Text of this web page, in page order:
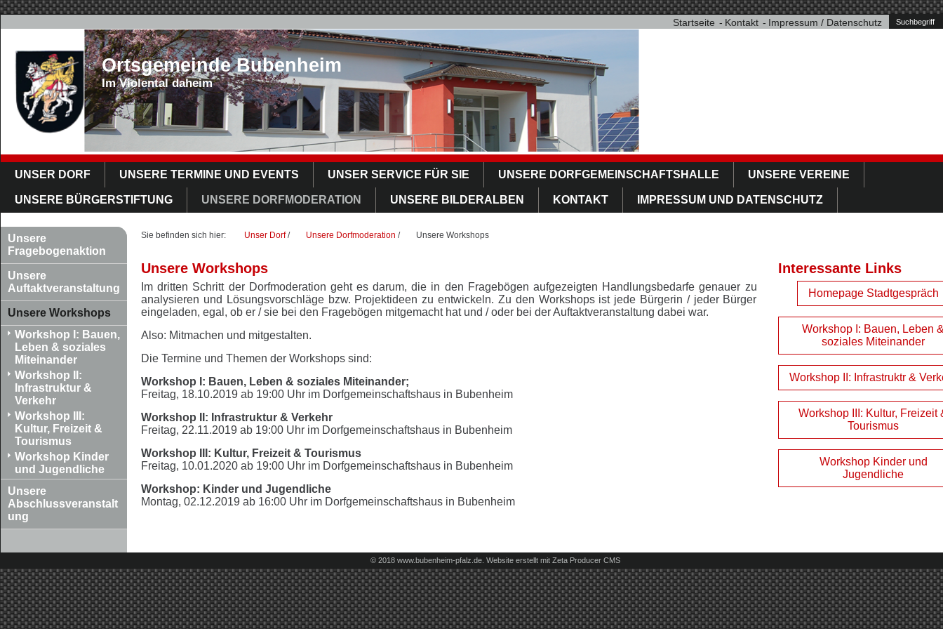
Startseite Kontakt Impressum / Datenschutz
Ortsgemeinde Bubenheim
Im Violental daheim
UNSER DORF UNSERE TERMINE UND EVENTS UNSER SERVICE FÜR SIE UNSERE DORFGEMEINSCHAFTSHALLE UNSERE VEREINE
UNSERE BÜRGERSTIFTUNG UNSERE DORFMODERATION UNSERE BILDERALBEN KONTAKT IMPRESSUM UND DATENSCHUTZ
Unsere
Fragebogenaktion
Unsere
Auftaktveranstaltung
Unsere Workshops
Workshop I: Bauen,
Leben & soziales
Miteinander
Workshop II:
Infrastruktur &
Verkehr
Workshop III:
Kultur, Freizeit &
Tourismus
Workshop Kinder
und Jugendliche
Unsere
Abschlussveranstalt
ung
Sie befinden sich hier: Unser Dorf / Unsere Dorfmoderation / Unsere Workshops
Unsere Workshops
Im dritten Schritt der Dorfmoderation geht es darum, die in den Fragebögen aufgezeigten Handlungsbedarfe genauer zu
analysieren und Lösungsvorschläge bzw. Projektideen zu entwickeln. Zu den Workshops ist jede Bürgerin / jeder Bürger
eingeladen, egal, ob er / sie bei den Fragebögen mitgemacht hat und / oder bei der Auftaktveranstaltung dabei war.
Also: Mitmachen und mitgestalten.
Die Termine und Themen der Workshops sind:
Workshop I: Bauen, Leben & soziales Miteinander;
Freitag, 18.10.2019 ab 19:00 Uhr im Dorfgemeinschaftshaus in Bubenheim
Workshop II: Infrastruktur & Verkehr
Freitag, 22.11.2019 ab 19:00 Uhr im Dorfgemeinschaftshaus in Bubenheim
Workshop III: Kultur, Freizeit & Tourismus
Freitag, 10.01.2020 ab 19:00 Uhr im Dorfgemeinschaftshaus in Bubenheim
Workshop: Kinder und Jugendliche
Montag, 02.12.2019 ab 16:00 Uhr im Dorfgemeinschaftshaus in Bubenheim
Interessante Links
Homepage Stadtgespräch
Workshop I: Bauen, Leben
soziales Miteinander
Workshop II: Infrastruktr &
Workshop III: Kultur, Freizeit
Tourismus
Workshop Kinder und
Jugendliche
© 2018 www.bubenheim-pfalz.de. Website erstellt mit Zeta Producer CMS